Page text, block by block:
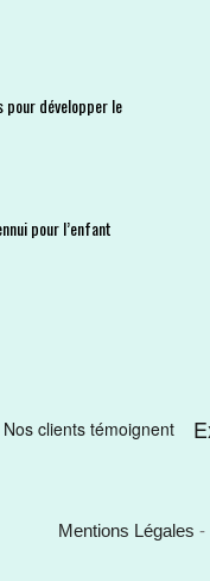
pour développer le
pour l’enfant
Mentions Légales -